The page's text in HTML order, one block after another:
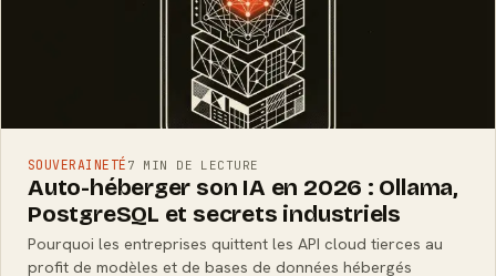
SOUVERAINETÉ 7 MIN DE LECTURE
Auto-héberger son IA en 2026 : Ollama,
PostgreSQL et secrets industriels
Pourquoi les entreprises quittent les API cloud tierces au
profit de modèles et de bases de données hébergés